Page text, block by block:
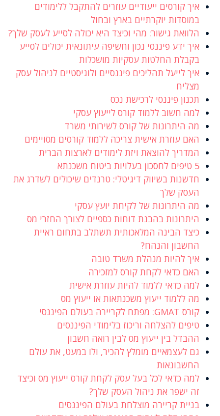
איך קורסים ייעודיים עוזרים להתקבל ללימודים
במוסדות יוקרתיים בארץ ובחול
הלוואת גישור: מהי וכיצד היא יכולה לסייע לעסק שלך?
איך ידע פיננסי נכון וחשיפה עיתונאית יכולים לסייע
בקבלת החלטות עסקיות מושכלות
איך לייעל תהליכים פיננסיים ולוגיסטיים לניהול עסק
מצליח
תכנון פיננסי לרכישת נכס
למה חשוב ללמוד קורס לייעוץ עסקי
מה היתרונות של קורס לשירותי משרד
האם עוזרת אישית צריכה ללמוד קורסים מסויימים
המדריך להוצאת ויזת לימודים לארצות הברית
5 טיפים לחסכון בעלויות ביטוח משכנתא
חדשנות בשיווק דיגיטלי: טרנדים שיכולים לשדרג את
העסק שלך
מה היתרונות של לקיחת יועץ עסקי
היתרונות בהבנת דוחות כספיים לצורך החזרי מס
כיצד הבינה המלאכותית תשתלב בתחום ראיית
החשבון והנהח?
איך להיות מנהלת משרד טובה
האם כדאי לקחת קורס למזכירה
למה כדאי ללמוד להיות עוזרת אישית
מה ללמוד ייעוץ משכנתאות או ייעוץ מס
קורס GMAT: מפתח לקריירה בעולם הפיננסי
טיפים להצלחה וריכוז בלימודי הפיננסים
ההבדל בין ייעוץ מס לבין רואה חשבון
גם לעצמאיים מומלץ להכיר, ולו במעט, את עולם
החשבונאות
למה כדאי לכל בעל עסק לקחת קורס ייעוץ מס וכיצד
זה ישפר את ניהול העסק שלך?
בניית קריירה מוצלחת בעולם הפיננסים